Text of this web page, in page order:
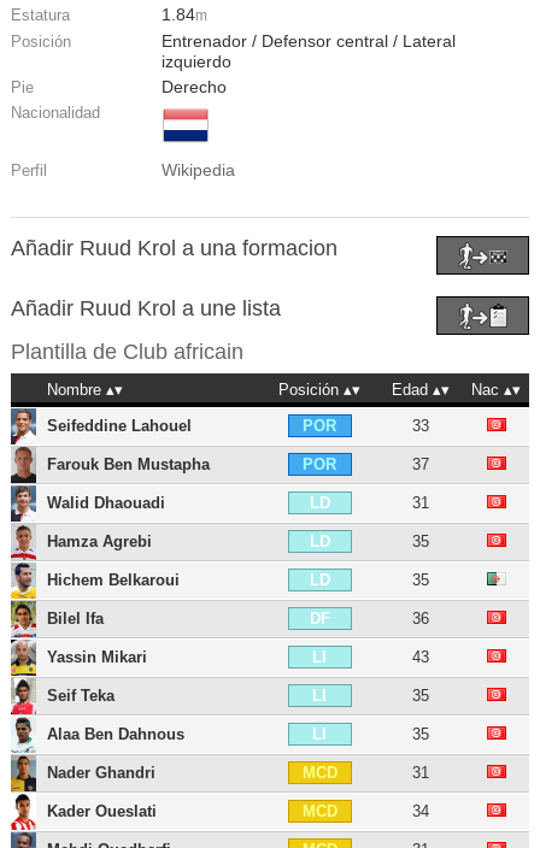
Estatura 1.84m
Posición
Entrenador / Defensor central / Lateral
izquierdo
Pie Derecho
Nacionalidad
Perfil Wikipedia
Añadir Ruud Krol a una formacion
Añadir Ruud Krol a une lista
Plantilla de Club africain
Nombre Posición Edad
Nac
Seifeddine Lahouel
POR 33
Farouk Ben Mustapha POR 37
Walid Dhaouadi LD 31
Hamza Agrebi LD 35
Hichem Belkaroui LD 35
Bilel Ifa DF 36
Yassin Mikari LI 43
Seif Teka LI 35
Alaa Ben Dahnous LI 35
Nader Ghandri MCD 31
Kader Oueslati MCD 34